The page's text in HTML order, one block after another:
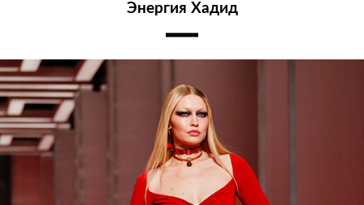
Энергия Хадид